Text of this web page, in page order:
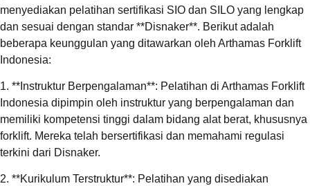
menyediakan pelatihan sertifikasi SIO dan SILO yang lengkap
dan sesuai dengan standar **Disnaker**. Berikut adalah
beberapa keunggulan yang ditawarkan oleh Arthamas Forklift
Indonesia:
1. **Instruktur Berpengalaman**: Pelatihan di Arthamas Forklift
Indonesia dipimpin oleh instruktur yang berpengalaman dan
memiliki kompetensi tinggi dalam bidang alat berat, khususnya
forklift. Mereka telah bersertifikasi dan memahami regulasi
terkini dari Disnaker.
2. **Kurikulum Terstruktur**: Pelatihan yang disediakan